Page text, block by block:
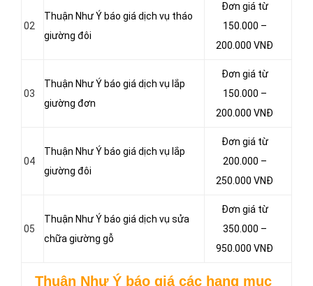
02
Thuận Như Ý báo giá dịch vụ tháo
giường đôi
Đơn giá từ
150.000 –
200.000 VNĐ
03
Thuận Như Ý báo giá dịch vụ lắp
giường đơn
Đơn giá từ
150.000 –
200.000 VNĐ
04
Thuận Như Ý báo giá dịch vụ lắp
giường đôi
Đơn giá từ
200.000 –
250.000 VNĐ
05
Thuận Như Ý báo giá dịch vụ sửa
chữa giường gỗ
Đơn giá từ
350.000 –
950.000 VNĐ
Thuận Như Ý báo giá các hạng mục